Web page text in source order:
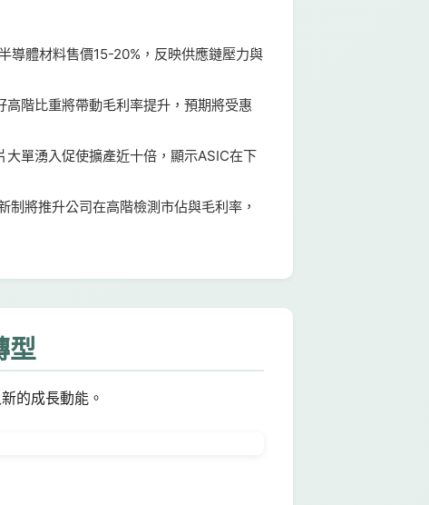
導體材料售價15-20%，反映供應鏈壓力與
階比重將帶動毛利率提升，預期將受惠
單湧入促使擴產近十倍，顯示ASIC在下
制將推升公司在高階檢測市佔與毛利率，
型
的成長動能。